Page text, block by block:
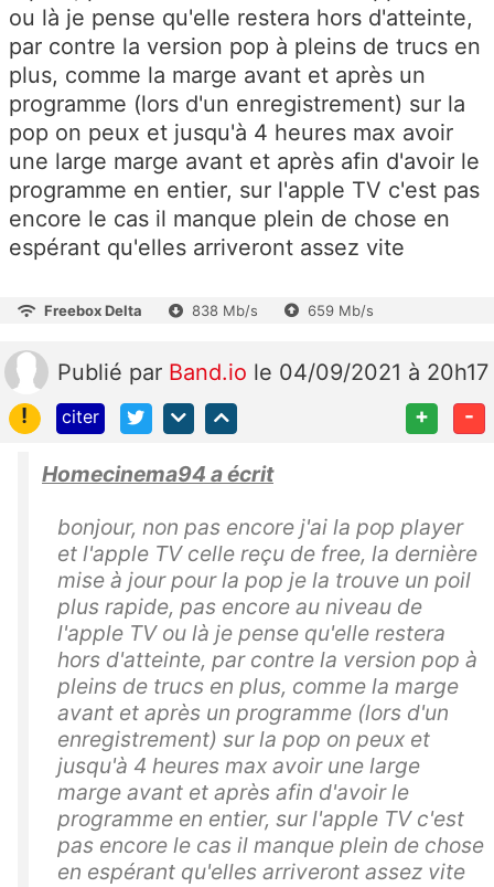
ou là je pense qu'elle restera hors d'atteinte,
par contre la version pop à pleins de trucs en
plus, comme la marge avant et après un
programme (lors d'un enregistrement) sur la
pop on peux et jusqu'à 4 heures max avoir
une large marge avant et après afin d'avoir le
programme en entier, sur l'apple TV c'est pas
encore le cas il manque plein de chose en
espérant qu'elles arriveront assez vite
Freebox Delta 838 Mb/s 659 Mb/s
Publié par Band.io le 04/09/2021 à 20h17
!
citer + -
Homecinema94 a écrit
bonjour, non pas encore j'ai la pop player
et l'apple TV celle reçu de free, la dernière
mise à jour pour la pop je la trouve un poil
plus rapide, pas encore au niveau de
l'apple TV ou là je pense qu'elle restera
hors d'atteinte, par contre la version pop à
pleins de trucs en plus, comme la marge
avant et après un programme (lors d'un
enregistrement) sur la pop on peux et
jusqu'à 4 heures max avoir une large
marge avant et après afin d'avoir le
programme en entier, sur l'apple TV c'est
pas encore le cas il manque plein de chose
en espérant qu'elles arriveront assez vite